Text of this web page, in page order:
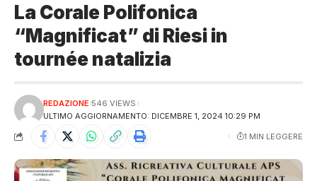
La Corale Polifonica
“Magnificat” di Riesi in
tournée natalizia
ULTIMO AGGIORNAMENTO: DICEMBRE 1, 2024 10:29 PM
REDAZIONE 546 VIEWS
1 MIN LEGGERE